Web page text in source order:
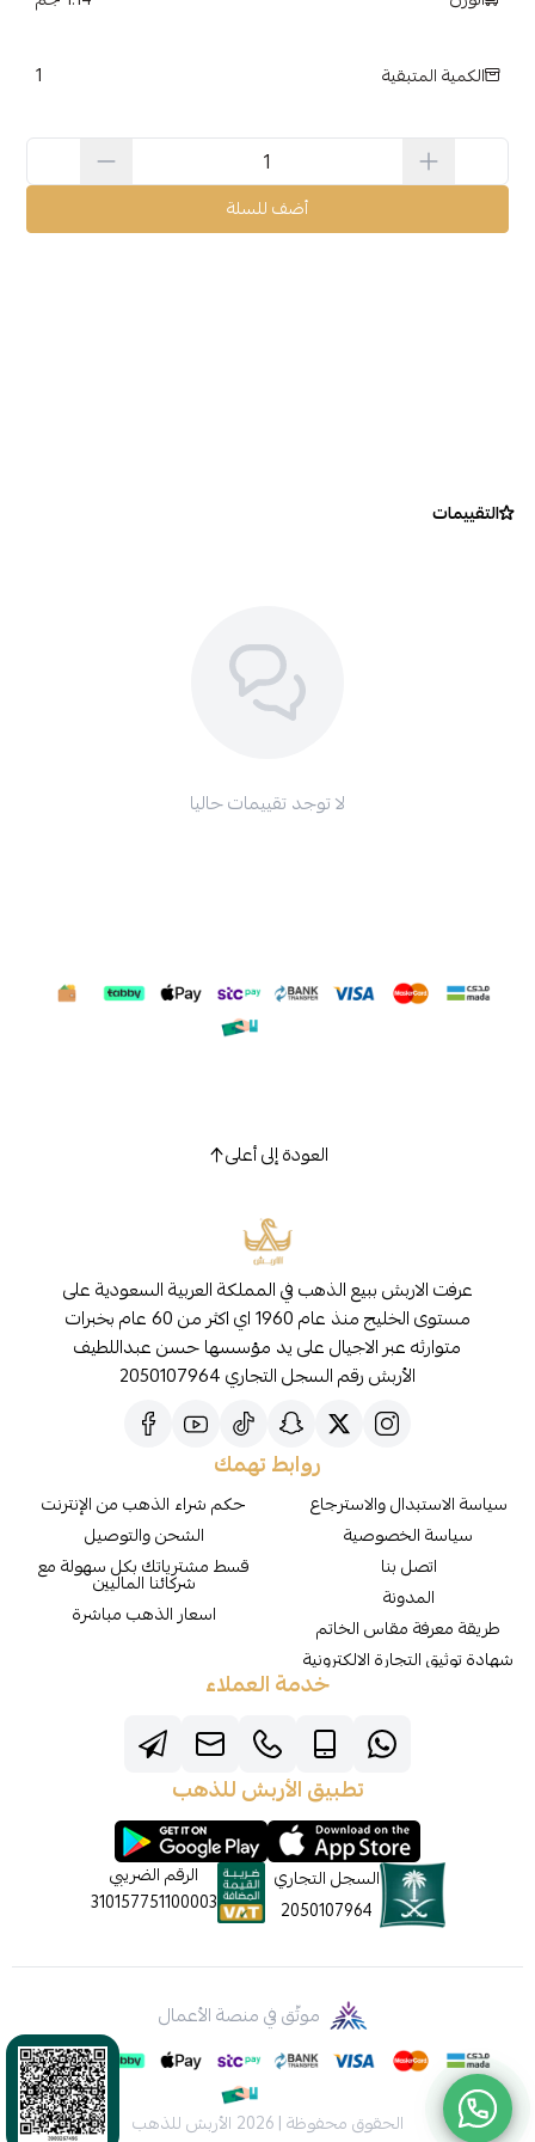
الكمية المتبقية 1
أضف للسلة
التقييمات
لا توجد تقييمات حاليا
العودة إلى أعلى
عرفت الاربش ببيع الذهب في المملكة العربية السعودية على
مستوى الخليج منذ عام 1960 اي اكثر من 60 عام بخبرات
متوارثه عبر الاجيال على يد مؤسسها حسن عبداللطيف
الأربش رقم السجل التجاري 2050107964
روابط تهمك
سياسة الاستبدال والاسترجاع
سياسة الخصوصية
اتصل بنا
المدونة
طريقة معرفة مقاس الخاتم
شهادة توثيق التجارة الالكترونية
حكم شراء الذهب من الإنترنت
الشحن والتوصيل
قسط مشترياتك بكل سهولة مع
شركائنا الماليين
اسعار الذهب مباشرة
خدمة العملاء
تطبيق الأربش للذهب
السجل التجاري
2050107964
الرقم الضريبي
310157751100003
موثّق في منصة الأعمال
الحقوق محفوظة | 2026 الأربش للذهب